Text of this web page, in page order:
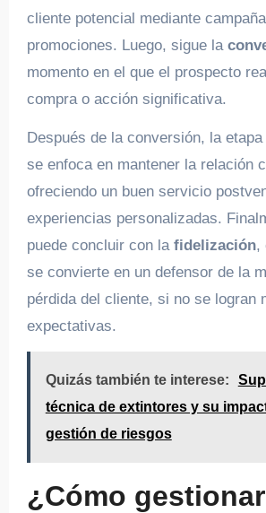
cliente potencial mediante
promociones. Luego, sigue la
momento en el que el prospecto
compra o acción significativa.
Después de la conversión, la etapa
se enfoca en mantener la relación
ofreciendo un buen servicio
experiencias personalizadas.
puede concluir con la fidelización,
se convierte en un defensor de la
pérdida del cliente, si no se logran
expectativas.
Quizás también te interese:
técnica de extintores y su
gestión de riesgos
¿Cómo